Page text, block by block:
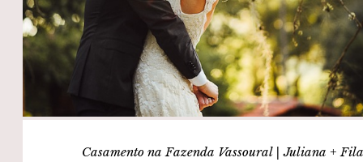
Casamento na Fazenda Vassoural | Juliana + Fila